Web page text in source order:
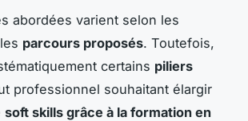
abordées varient selon les
parcours proposés. Toutefois,
certains piliers
professionnel souhaitant élargir
soft skills grâce à la formation en